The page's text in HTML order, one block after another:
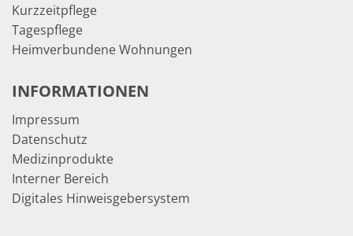
Kurzzeitpflege
Tagespflege
Heimverbundene Wohnungen
INFORMATIONEN
Impressum
Datenschutz
Medizinprodukte
Interner Bereich
Digitales Hinweisgebersystem